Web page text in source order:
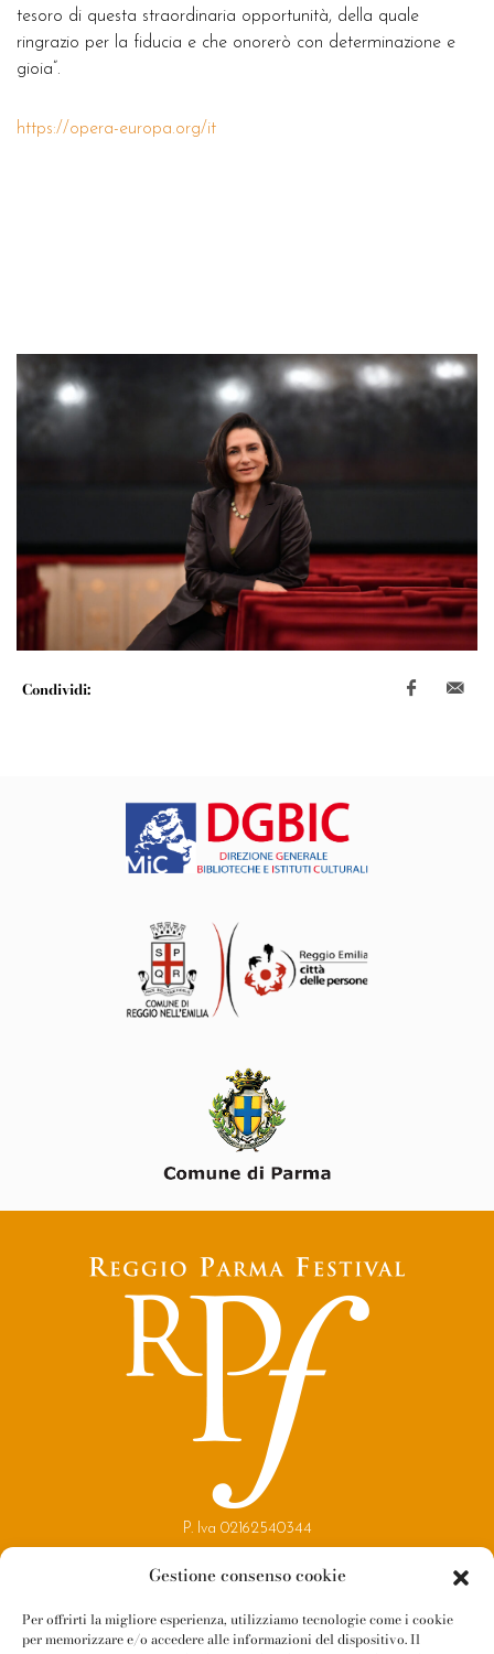
Gestione consenso cookie
Per offrirti la migliore esperienza, utilizziamo tecnologie come i cookie
per memorizzare e/o accedere alle informazioni del dispositivo. Il
tesoro di questa straordinaria opportunità, della quale
ringrazio per la fiducia e che onorerò con determinazione e
gioia”.
https://opera-europa.org/it
Condividi:
P. Iva 02162540344
Reggio Parma Festival
Contatti